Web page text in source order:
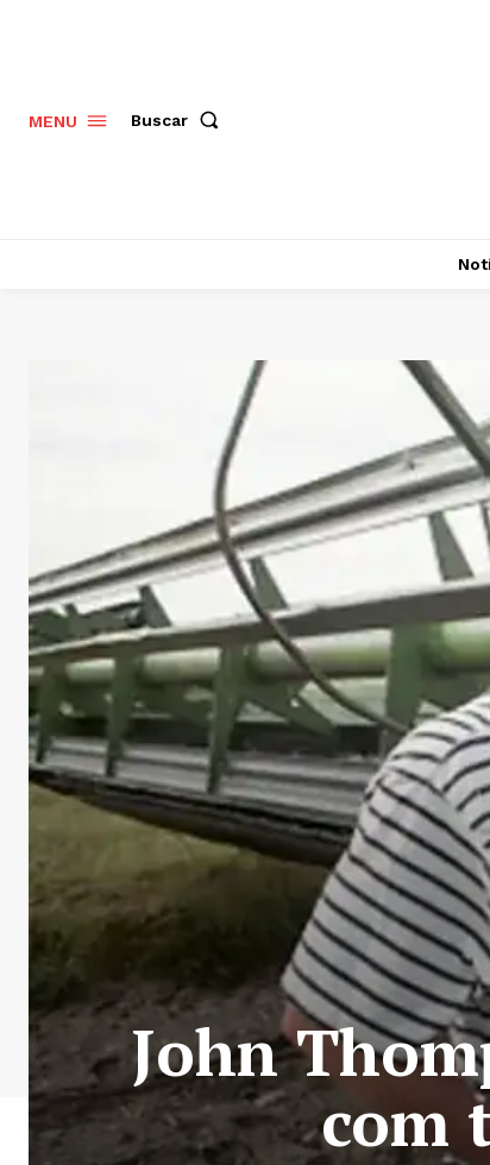
MENU Buscar
John
com